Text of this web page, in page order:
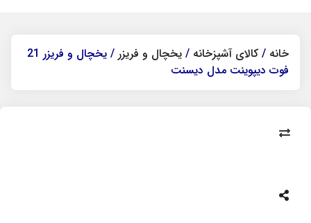
خانه / کالای آشپزخانه / یخچال و فریزر
/ یخچال و فریزر 21
فوت دیپوینت مدل دیسنت